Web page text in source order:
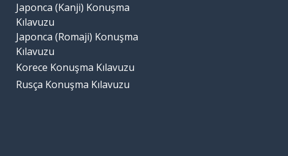
Japonca (Kanji) Konuşma
Kılavuzu
Japonca (Romaji) Konuşma
Kılavuzu
Korece Konuşma Kılavuzu
Rusça Konuşma Kılavuzu